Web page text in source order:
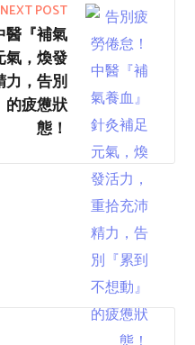
NEXT POST
醫『補氣
氣，煥發
力，告別
的疲憊狀
態！